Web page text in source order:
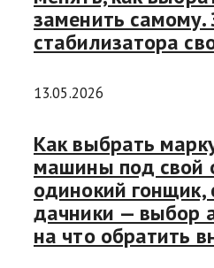
заменить самому.
стабилизатора
13.05.2026
Как выбрать
машины под свой
одинокий гонщик,
дачники — выбор
на что обратить